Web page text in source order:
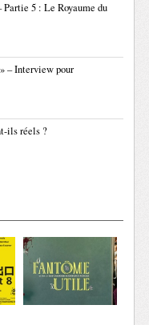
Partie 5 : Le Royaume du
– Interview pour
ils réels ?